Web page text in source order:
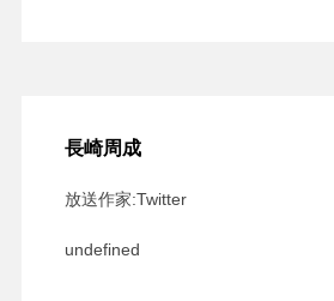
長崎周成
放送作家:Twitter
undefined